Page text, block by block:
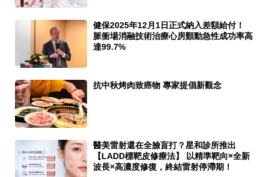
健保2025年12月1日正式納入差額給付！
脈衝場消融技術治療心房顫動急性成功率高
達99.7%
抗中秋烤肉致癌物 專家提倡新觀念
醫美雷射還在全臉盲打？星和診所推出
【LADD標靶皮修療法】 以精準靶向×全新
波長×高濃度修復，終結雷射停滯期！